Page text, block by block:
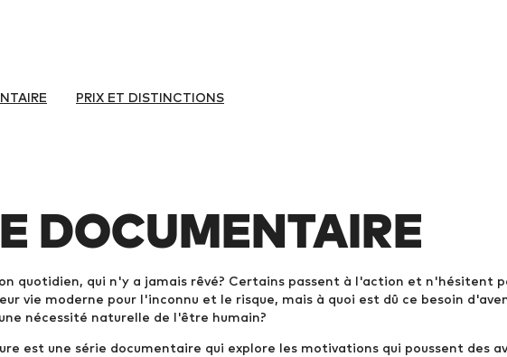
PRIX ET DISTINCTIONS
DOCUMENTAIRE
quotidien, qui n'y a jamais rêvé? Certains passent à l'action et n'hésitent
vie moderne pour l'inconnu et le risque, mais à quoi est dû ce besoin
nécessité naturelle de l'être humain?
est une série documentaire qui explore les motivations qui poussent des